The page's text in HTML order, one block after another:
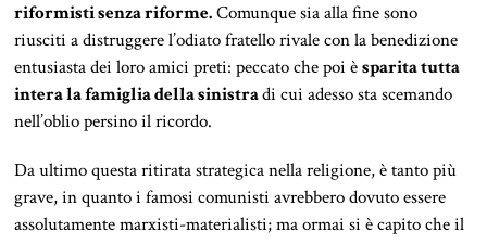
riformisti senza riforme.Comunque sia alla fine sono
riusciti a distruggere l’odiato fratello rivale con la benedizione
entusiasta dei loro amici preti: peccato che poi èsparita tutta
intera la famiglia della sinistradi cui adesso sta scemando
nell’oblio persino il ricordo.
Da ultimo questa ritirata strategica nella religione, è tanto più
grave, in quanto i famosi comunisti avrebbero dovuto essere
assolutamente marxisti-materialisti; ma ormai si è capito che il